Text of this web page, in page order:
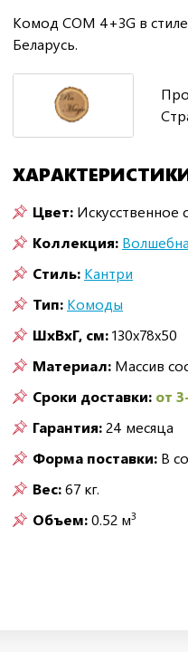
Комод COM 4+3G в
Беларусь.
Цвет: Искусственное
Коллекция:
Стиль: Кантри
Тип: Комоды
ШxВxГ, см:130x78x50
Материал: Массив
Сроки доставки: от
Гарантия:24 месяца
Форма поставки: В
Вес:67 кг.
Объем:0.52 м3